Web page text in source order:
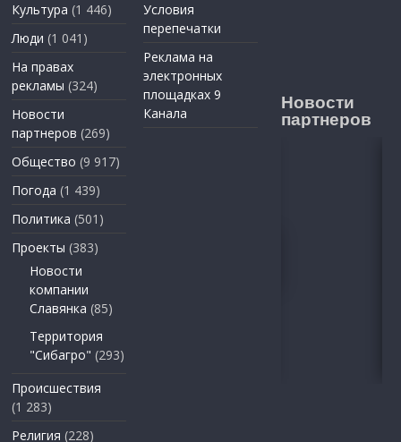
Культура (1 446)
Люди (1 041)
На правах
рекламы (324)
Новости
партнеров (269)
Общество (9 917)
Погода (1 439)
Политика (501)
Проекты (383)
Новости
компании
Славянка (85)
Территория
"Сибагро" (293)
Происшествия
(1 283)
Религия (228)
Условия
перепечатки
Реклама на
электронных
площадках 9
Канала
Новости
партнеров